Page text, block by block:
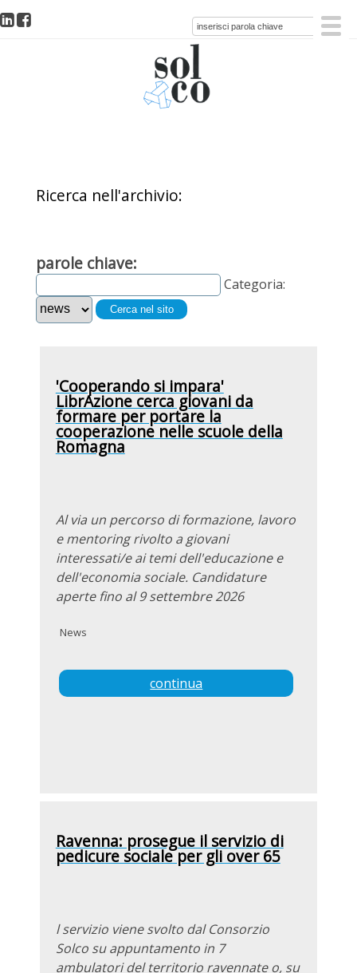
Ricerca nell'archivio:
parole chiave:
Categoria:
Cerca nel sito
'Cooperando si impara'
LibrAzione cerca giovani da
formare per portare la
cooperazione nelle scuole della
Romagna
Al via un percorso di formazione, lavoro
e mentoring rivolto a giovani
interessati/e ai temi dell'educazione e
dell'economia sociale. Candidature
aperte fino al 9 settembre 2026
News
continua
Ravenna: prosegue il servizio di
pedicure sociale per gli over 65
l servizio viene svolto dal Consorzio
Solco su appuntamento in 7
ambulatori del territorio ravennate o, su